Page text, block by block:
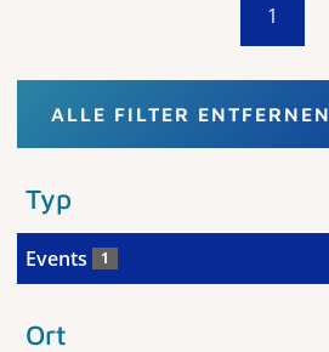
1
ALLE FILTER ENTFERNEN
Typ
Events 1
Ort